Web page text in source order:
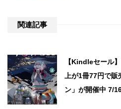
関連記事
【Kindleセール
上が1冊77円で販
ン」が開催中 7/